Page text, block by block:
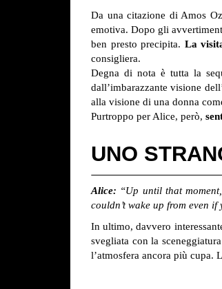
Da una citazione di Amos
emotiva. Dopo gli
ben presto precipita. La
consigliera.
Degna di nota è tutta la
dall’imbarazzante visione
alla visione di una donna
Purtroppo per Alice, però,
UNO
Alice: “Up until that
couldn’t wake up from even if
In ultimo, davvero
svegliata con la
l’atmosfera ancora più cupa.